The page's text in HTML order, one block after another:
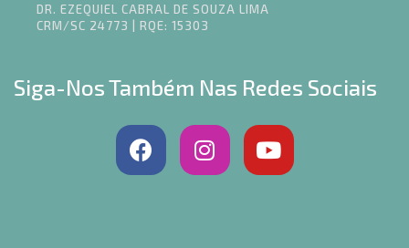
DR. EZEQUIEL CABRAL DE SOUZA LIMA
CRM/SC 24773 | RQE: 15303
Siga-Nos Também Nas Redes Sociais